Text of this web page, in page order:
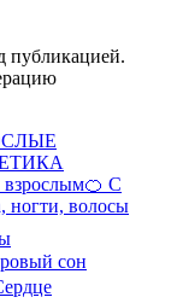
публикацией.
🍊 С
ногти, волосы
сон